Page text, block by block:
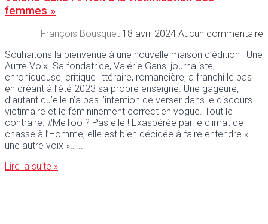
femmes »
François Bousquet 18 avril 2024 Aucun commentaire
Souhaitons la bienvenue à une nouvelle maison d’édition : Une
Autre Voix. Sa fondatrice, Valérie Gans, journaliste,
chroniqueuse, critique littéraire, romancière, a franchi le pas
en créant à l’été 2023 sa propre enseigne. Une gageure,
d’autant qu’elle n’a pas l’intention de verser dans le discours
victimaire et le fémininement correct en vogue. Tout le
contraire. #MeToo ? Pas elle ! Exaspérée par le climat de
chasse à l’Homme, elle est bien décidée à faire entendre «
une autre voix »…
Lire la suite »